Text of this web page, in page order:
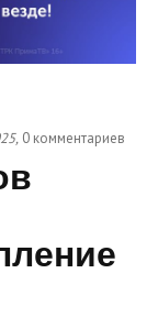
0 комментариев